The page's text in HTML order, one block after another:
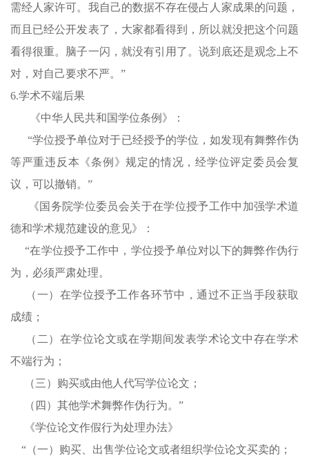
需经人家许可。我自己的数据不存在侵占人家成果的问题，
而且已经公开发表了，大家都看得到，所以就没把这个问题
看得很重。脑子一闪，就没有引用了。说到底还是观念上不
对，对自己要求不严。”
6.学术不端后果
《中华人民共和国学位条例》：
“学位授予单位对于已经授予的学位，如发现有舞弊作伪
等严重违反本《条例》规定的情况，经学位评定委员会复
议，可以撤销。”
《国务院学位委员会关于在学位授予工作中加强学术道
德和学术规范建设的意见》：
“在学位授予工作中，学位授予单位对以下的舞弊作伪行
为，必须严肃处理。
（一）在学位授予工作各环节中，通过不正当手段获取
成绩；
（二）在学位论文或在学期间发表学术论文中存在学术
不端行为；
（三）购买或由他人代写学位论文；
（四）其他学术舞弊作伪行为。”
《学位论文作假行为处理办法》
“（一）购买、出售学位论文或者组织学位论文买卖的；